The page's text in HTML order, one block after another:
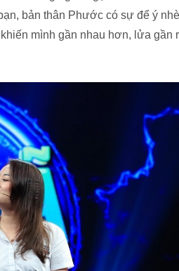
bản thân Phước có sự để ý
mình gần nhau hơn, lửa gần